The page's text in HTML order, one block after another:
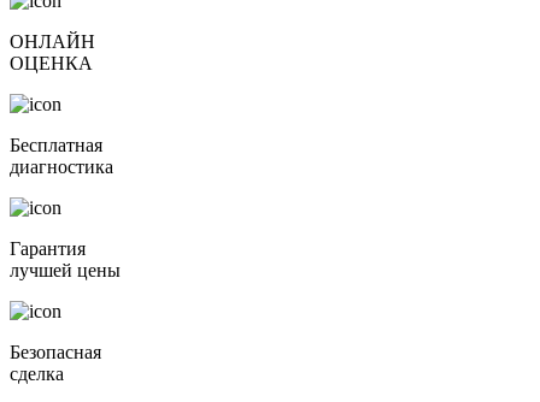
ОНЛАЙН
ОЦЕНКА
Бесплатная
диагностика
Гарантия
лучшей цены
Безопасная
сделка